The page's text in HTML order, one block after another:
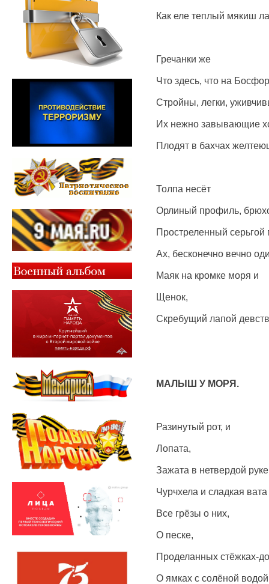
Как еле теплый мякиш
Гречанки же
Что здесь, что на
Стройны, легки,
Их нежно завывающие
Плодят в бахчах
Толпа несёт
Орлиный профиль,
Простреленный серьгой
Ах, бесконечно вечно
Маяк на кромке моря и
Щенок,
Скребущий лапой
МАЛЫШ У МОРЯ.
Разинутый рот, и
Лопата,
Зажата в нетвердой
Чурчхела и сладкая
Все грёзы о них,
О песке,
Проделанных стёжках-
О ямках с солёной